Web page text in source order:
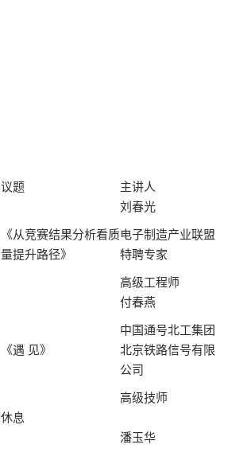
议题 主讲人
《从竞赛结果分析看质
量提升路径》
刘春光
电子制造产业联盟
特聘专家
高级工程师
《遇 见》
付春燕
中国通号北工集团
北京铁路信号有限
公司
高级技师
休息
潘玉华